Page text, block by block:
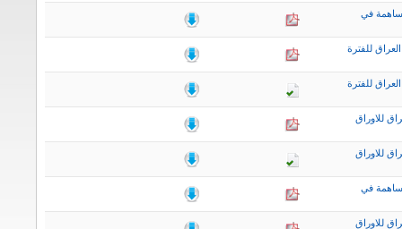
في
للفترة
للفترة
للاوراق
للاوراق
في
للاوراق